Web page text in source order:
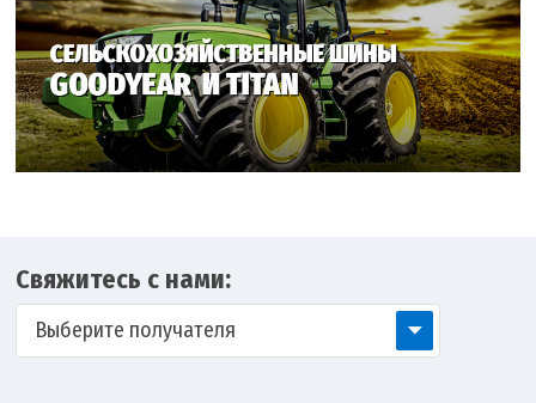
Свяжитесь с нами:
Выберите получателя